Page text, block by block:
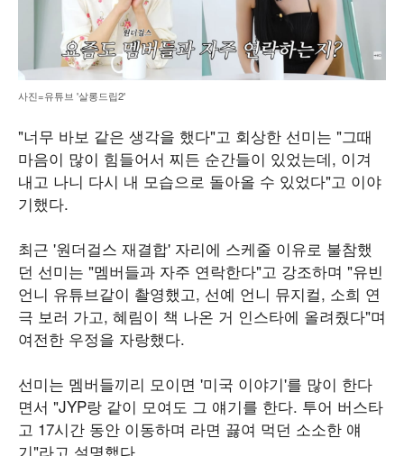
사진=유튜브 '살롱드립2'
"너무 바보 같은 생각을 했다"고 회상한 선미는 "그때
마음이 많이 힘들어서 찌든 순간들이 있었는데, 이겨
내고 나니 다시 내 모습으로 돌아올 수 있었다"고 이야
기했다.
최근 '원더걸스 재결합' 자리에 스케줄 이유로 불참했
던 선미는 "멤버들과 자주 연락한다"고 강조하며 "유빈
언니 유튜브같이 촬영했고, 선예 언니 뮤지컬, 소희 연
극 보러 가고, 혜림이 책 나온 거 인스타에 올려줬다"며
여전한 우정을 자랑했다.
선미는 멤버들끼리 모이면 '미국 이야기'를 많이 한다
면서 "JYP랑 같이 모여도 그 얘기를 한다. 투어 버스타
고 17시간 동안 이동하며 라면 끓여 먹던 소소한 얘
기"라고 설명했다.